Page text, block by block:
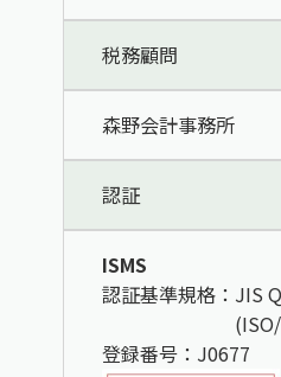
税務顧問
森野会計事務所
認証
ISMS
認証基準規格：JIS
(ISO/IEC
登録番号：J0677